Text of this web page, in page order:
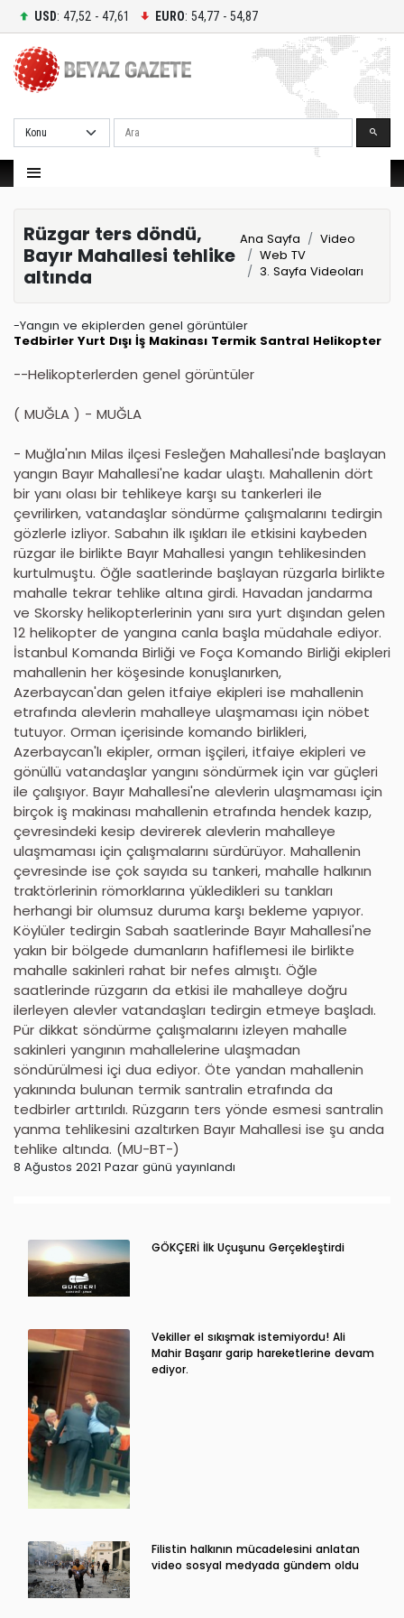
USD: 47,52 - 47,61 EURO: 54,77 - 54,87
Ara
Rüzgar ters döndü,
Bayır Mahallesi tehlike
altında
Ana Sayfa
Video
Web TV
3. Sayfa Videoları
-Yangın ve ekiplerden genel görüntüler
Tedbirler Yurt Dışı İş Makinası Termik Santral Helikopter
--Helikopterlerden genel görüntüler
( MUĞLA ) - MUĞLA
- Muğla'nın Milas ilçesi Fesleğen Mahallesi'nde başlayan
yangın Bayır Mahallesi'ne kadar ulaştı. Mahallenin dört
bir yanı olası bir tehlikeye karşı su tankerleri ile
çevrilirken, vatandaşlar söndürme çalışmalarını tedirgin
gözlerle izliyor. Sabahın ilk ışıkları ile etkisini kaybeden
rüzgar ile birlikte Bayır Mahallesi yangın tehlikesinden
kurtulmuştu. Öğle saatlerinde başlayan rüzgarla birlikte
mahalle tekrar tehlike altına girdi. Havadan jandarma
ve Skorsky helikopterlerinin yanı sıra yurt dışından gelen
12 helikopter de yangına canla başla müdahale ediyor.
İstanbul Komanda Birliği ve Foça Komando Birliği ekipleri
mahallenin her köşesinde konuşlanırken,
Azerbaycan'dan gelen itfaiye ekipleri ise mahallenin
etrafında alevlerin mahalleye ulaşmaması için nöbet
tutuyor. Orman içerisinde komando birlikleri,
Azerbaycan'lı ekipler, orman işçileri, itfaiye ekipleri ve
gönüllü vatandaşlar yangını söndürmek için var güçleri
ile çalışıyor. Bayır Mahallesi'ne alevlerin ulaşmaması için
birçok iş makinası mahallenin etrafında hendek kazıp,
çevresindeki kesip devirerek alevlerin mahalleye
ulaşmaması için çalışmalarını sürdürüyor. Mahallenin
çevresinde ise çok sayıda su tankeri, mahalle halkının
traktörlerinin römorklarına yükledikleri su tankları
herhangi bir olumsuz duruma karşı bekleme yapıyor.
Köylüler tedirgin Sabah saatlerinde Bayır Mahallesi'ne
yakın bir bölgede dumanların hafiflemesi ile birlikte
mahalle sakinleri rahat bir nefes almıştı. Öğle
saatlerinde rüzgarın da etkisi ile mahalleye doğru
ilerleyen alevler vatandaşları tedirgin etmeye başladı.
Pür dikkat söndürme çalışmalarını izleyen mahalle
sakinleri yangının mahallelerine ulaşmadan
söndürülmesi içi dua ediyor. Öte yandan mahallenin
yakınında bulunan termik santralin etrafında da
tedbirler arttırıldı. Rüzgarın ters yönde esmesi santralin
yanma tehlikesini azaltırken Bayır Mahallesi ise şu anda
tehlike altında. (MU-BT-)
8 Ağustos 2021 Pazar günü yayınlandı
GÖKÇERİ İlk Uçuşunu Gerçekleştirdi
Vekiller el sıkışmak istemiyordu! Ali
Mahir Başarır garip hareketlerine devam
ediyor.
Filistin halkının mücadelesini anlatan
video sosyal medyada gündem oldu